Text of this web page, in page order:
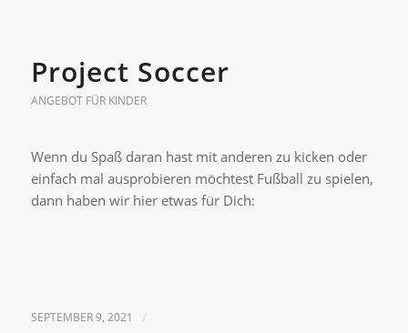
Project Soccer
ANGEBOT FÜR KINDER
Wenn du Spaß daran hast mit anderen zu kicken oder
einfach mal ausprobieren möchtest Fußball zu spielen,
dann haben wir hier etwas für Dich:
SEPTEMBER 9, 2021 /